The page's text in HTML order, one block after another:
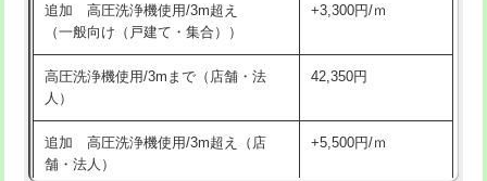
交換・取付（その他部品） 11,000円+材料費
持込商品取付（単水栓） 13,200円
持込商品取付（混合水栓）
持込商品取付（浄水器・分岐水栓） 16,500円
追加 高圧洗浄機使用/3m超え
（一般向け（戸建て・集合））
+3,300円/ｍ
高圧洗浄機使用/3mまで（店舗・法
人）
42,350円
追加 高圧洗浄機使用/3m超え（店
舗・法人）
+5,500円/ｍ